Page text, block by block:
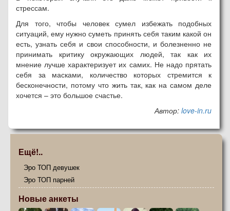
стрессам.
Для того, чтобы человек сумел избежать подобных
ситуаций, ему нужно суметь принять себя таким какой он
есть, узнать себя и свои способности, и болезненно не
принимать критику окружающих людей, так как их
мнение лучше характеризует их самих. Не надо прятать
себя за масками, количество которых стремится к
бесконечности, потому что жить так, как на самом деле
хочется – это большое счастье.
Автор: love-in.ru
Ещё!..
Эро ТОП девушек
Эро ТОП парней
Новые анкеты